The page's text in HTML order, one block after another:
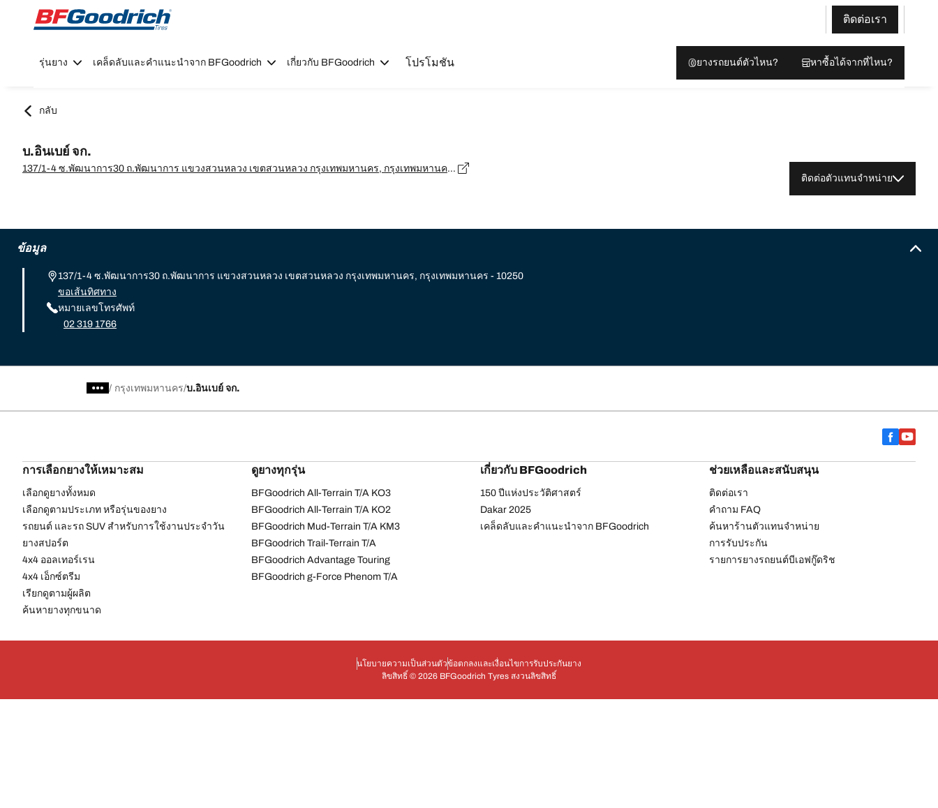
Go to page content
Go to page navigation
ติดต่อเรา
รุ่นยาง เคล็ดลับและคำแนะนำจาก BFGoodrich เกี่ยวกับ BFGoodrich โปรโมชัน ยางรถยนต์ตัวไหน? หาซื้อได้จากที่ไหน?
กลับ
บ.อินเบย์ จก.
137/1-4 ซ.พัฒนาการ30 ถ.พัฒนาการ แขวงสวนหลวง เขตสวนหลวง กรุงเทพมหานคร, กรุงเทพมหานคร - 10250
ติดต่อตัวแทนจำหน่าย
ข้อมูล
137/1-4 ซ.พัฒนาการ30 ถ.พัฒนาการ แขวงสวนหลวง เขตสวนหลวง กรุงเทพมหานคร, กรุงเทพมหานคร - 10250
ขอเส้นทิศทาง
หมายเลขโทรศัพท์
02 319 1766
/ กรุงเทพมหานคร บ.อินเบย์ จก.
การเลือกยางให้เหมาะสม
เลือกดูยางทั้งหมด
เลือกดูตามประเภท หรือรุ่นของยาง
รถยนต์ และรถ SUV สำหรับการใช้งานประจำวัน
ยางสปอร์ต
4x4 ออลเทอร์เรน​
4x4 เอ็กซ์ตรีม​
เรียกดูตามผู้ผลิต
ค้นหายางทุกขนาด
ดูยางทุกรุ่น
BFGoodrich All-Terrain T/A KO3
BFGoodrich All-Terrain T/A KO2
BFGoodrich Mud-Terrain T/A KM3
BFGoodrich Trail-Terrain T/A
BFGoodrich Advantage Touring
BFGoodrich g-Force Phenom T/A
เกี่ยวกับ BFGoodrich
150 ปีแห่งประวัติศาสตร์
Dakar 2025
เคล็ดลับและคำแนะนำจาก BFGoodrich
ช่วยเหลือและสนับสนุน
ติดต่อเรา
คำถาม FAQ
ค้นหาร้านตัวแทนจำหน่าย
การรับประกัน
รายการยางรถยนต์บีเอฟกู๊ดริช
นโยบายความเป็นส่วนตัวข้อตกลงและเงื่อนไขการรับประกันยาง
ลิขสิทธิ์ © 2026 BFGoodrich Tyres สงวนลิขสิทธิ์